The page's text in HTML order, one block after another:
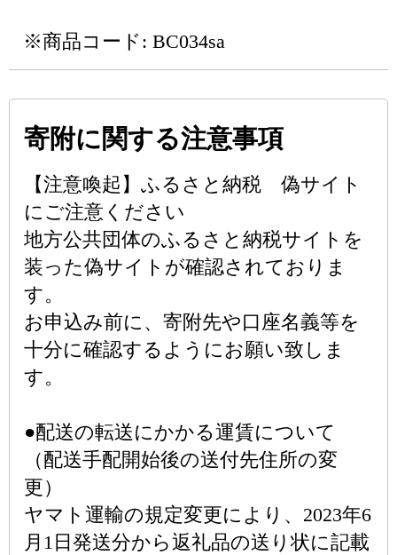
※商品コード: BC034sa
寄附に関する注意事項
【注意喚起】ふるさと納税 偽サイト
にご注意ください
地方公共団体のふるさと納税サイトを
装った偽サイトが確認されておりま
す。
お申込み前に、寄附先や口座名義等を
十分に確認するようにお願い致しま
す。
●配送の転送にかかる運賃について
（配送手配開始後の送付先住所の変
更）
ヤマト運輸の規定変更により、2023年6
月1日発送分から返礼品の送り状に記載